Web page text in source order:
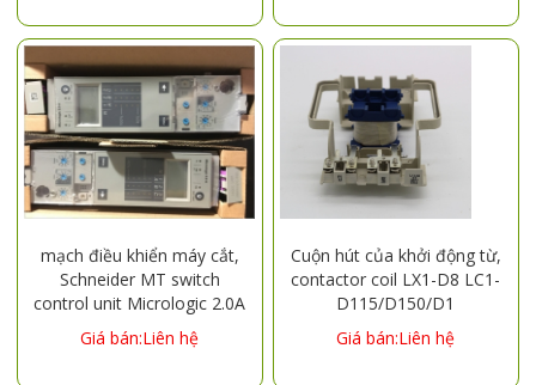
3TF51 (CJX1-140) 3TF52
(CJX1-170) 3TF53 (
F500,LC1-F630
mạch điều khiển máy cắt,
Schneider MT switch
control unit Micrologic 2.0A
Micrologic 5.0
Micrologic 5.0A
Giá bán:Liên hệ
Cuộn hút của khởi động từ,
contactor coil LX1-D8 LC1-
D115/D150/D1
Giá bán:Liên hệ